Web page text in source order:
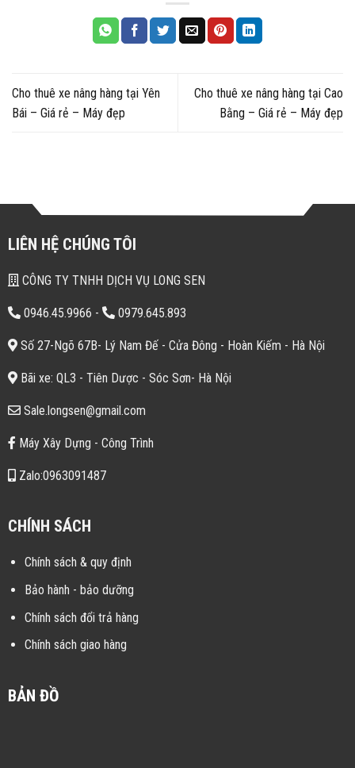
Cho thuê xe nâng hàng tại Yên
Bái – Giá rẻ – Máy đẹp
Cho thuê xe nâng hàng tại Cao
Bằng – Giá rẻ – Máy đẹp
LIÊN HỆ CHÚNG TÔI
CÔNG TY TNHH DỊCH VỤ LONG SEN
0946.45.9966 - 0979.645.893
Số 27-Ngõ 67B- Lý Nam Đế - Cửa Đông - Hoàn Kiếm - Hà Nội
Bãi xe: QL3 - Tiên Dược - Sóc Sơn- Hà Nội
Sale.longsen@gmail.com
Máy Xây Dựng - Công Trình
Zalo:0963091487
CHÍNH SÁCH
Chính sách & quy định
Bảo hành - bảo dưỡng
Chính sách đổi trả hàng
Chính sách giao hàng
BẢN ĐỒ